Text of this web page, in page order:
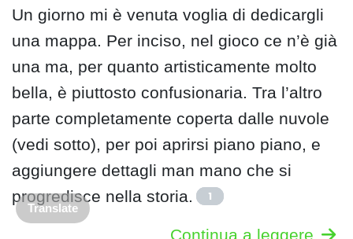
Un giorno mi è venuta voglia di dedicargli
una mappa. Per inciso, nel gioco ce n’è già
una ma, per quanto artisticamente molto
bella, è piuttosto confusionaria. Tra l’altro
parte completamente coperta dalle nuvole
(vedi sotto), per poi aprirsi piano piano, e
aggiungere dettagli man mano che si
progredisce nella storia.
1
Continua a leggere
Translate